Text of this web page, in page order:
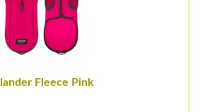
Fleece Pink